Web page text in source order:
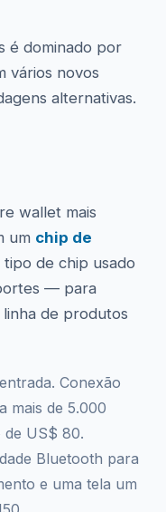
é dominado por
vários novos
alternativas.
wallet mais
um chip de
de chip usado
— para
de produtos
Conexão
mais de 5.000
de US$ 80.
Bluetooth para
e uma tela um